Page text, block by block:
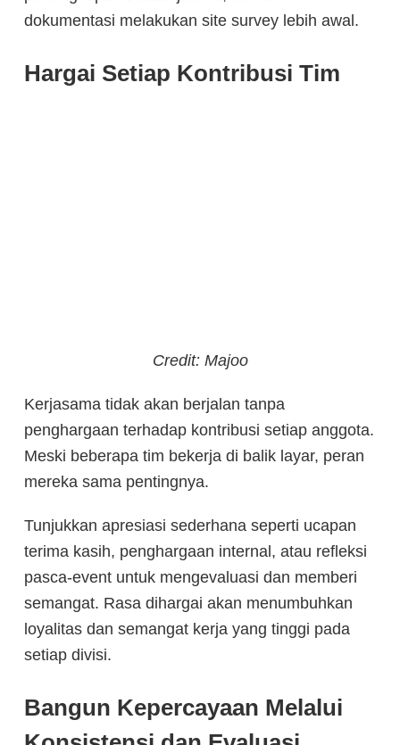
dokumentasi melakukan site survey lebih awal.
Hargai Setiap Kontribusi Tim
Credit: Majoo
Kerjasama tidak akan berjalan tanpa
penghargaan terhadap kontribusi setiap anggota.
Meski beberapa tim bekerja di balik layar, peran
mereka sama pentingnya.
Tunjukkan apresiasi sederhana seperti ucapan
terima kasih, penghargaan internal, atau refleksi
pasca-event untuk mengevaluasi dan memberi
semangat. Rasa dihargai akan menumbuhkan
loyalitas dan semangat kerja yang tinggi pada
setiap divisi.
Bangun Kepercayaan Melalui